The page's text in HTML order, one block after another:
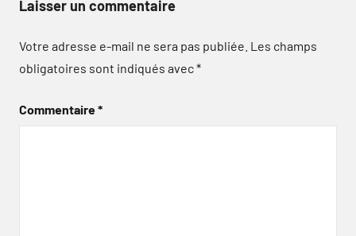
Laisser un commentaire
Votre adresse e-mail ne sera pas publiée. Les champs
obligatoires sont indiqués avec*
Commentaire*